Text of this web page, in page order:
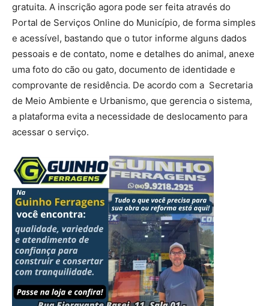
gratuita. A inscrição agora pode ser feita através do
Portal de Serviços Online do Município, de forma simples
e acessível, bastando que o tutor informe alguns dados
pessoais e de contato, nome e detalhes do animal, anexe
uma foto do cão ou gato, documento de identidade e
comprovante de residência. De acordo com a Secretaria
de Meio Ambiente e Urbanismo, que gerencia o sistema,
a plataforma evita a necessidade de deslocamento para
acessar o serviço.